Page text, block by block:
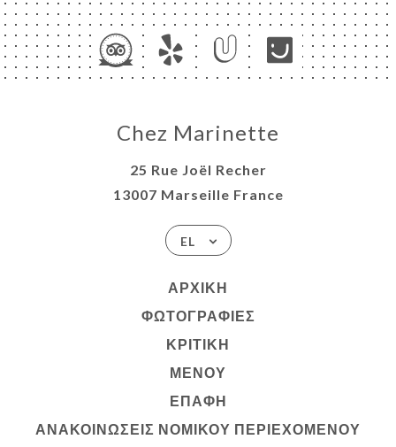
Chez Marinette
25 Rue Joël Recher
13007 Marseille France
EL
ΑΡΧΙΚΉ
ΦΩΤΟΓΡΑΦΊΕΣ
ΚΡΙΤΙΚΉ
ΜΕΝΟΎ
ΕΠΑΦΉ
ΑΝΑΚΟΙΝΏΣΕΙΣ ΝΟΜΙΚΟΎ ΠΕΡΙΕΧΟΜΈΝΟΥ